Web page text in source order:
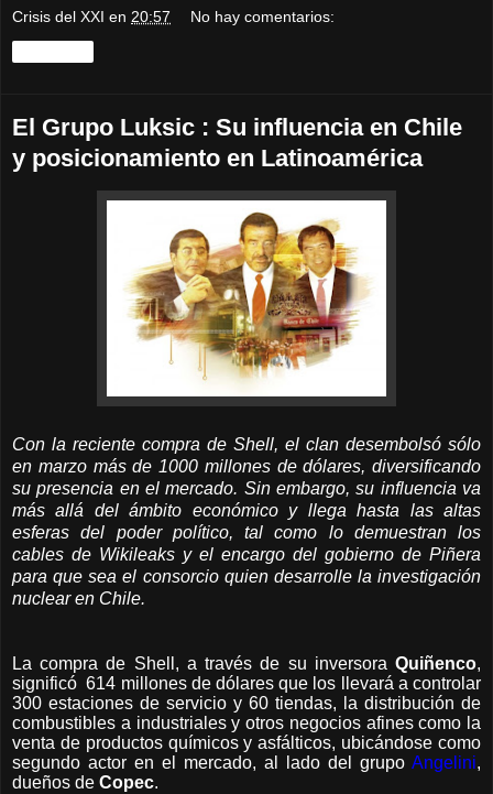
Crisis del XXI en 20:57 No hay comentarios:
El Grupo Luksic : Su influencia en Chile
y posicionamiento en Latinoamérica
Con la reciente compra de Shell, el clan desembolsó sólo
en marzo más de 1000 millones de dólares, diversificando
su presencia en el mercado. Sin embargo, su influencia va
más allá del ámbito económico y llega hasta las altas
esferas del poder político, tal como lo demuestran los
cables de Wikileaks y el encargo del gobierno de Piñera
para que sea el consorcio quien desarrolle la investigación
nuclear en Chile.
La compra de Shell, a través de su inversora Quiñenco,
significó 614 millones de dólares que los llevará a controlar
300 estaciones de servicio y 60 tiendas, la distribución de
combustibles a industriales y otros negocios afines como la
venta de productos químicos y asfálticos, ubicándose como
segundo actor en el mercado, al lado del grupo Angelini,
dueños de Copec.